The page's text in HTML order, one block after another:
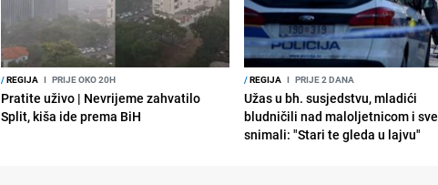
/REGIJA I PRIJE OKO 20H
Pratite uživo | Nevrijeme zahvatilo
Split, kiša ide prema BiH
/REGIJA I PRIJE 2 DANA
Užas u bh. susjedstvu, mladići
bludničili nad maloljetnicom i sve
snimali: "Stari te gleda u lajvu"